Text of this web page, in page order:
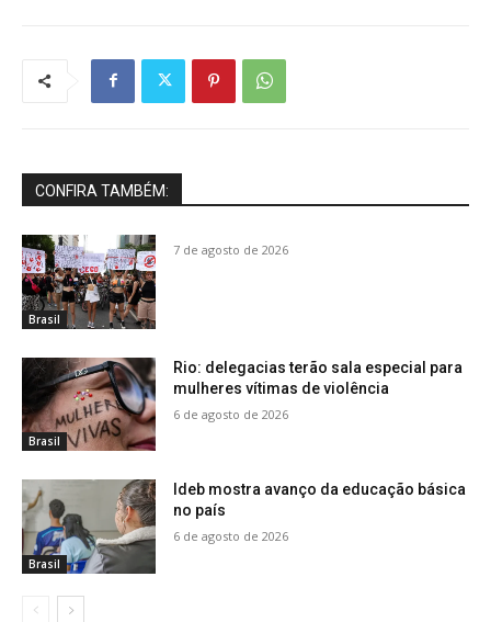
CONFIRA TAMBÉM:
Brasil
7 de agosto de 2026
Brasil
Rio: delegacias terão sala especial para
mulheres vítimas de violência
6 de agosto de 2026
Brasil
Ideb mostra avanço da educação básica
no país
6 de agosto de 2026